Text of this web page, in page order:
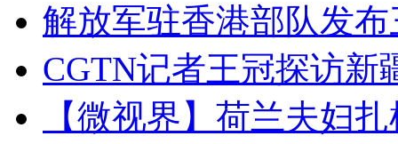
解放军驻香港部队发
CGTN记者王冠探访新
【微视界】荷兰夫妇